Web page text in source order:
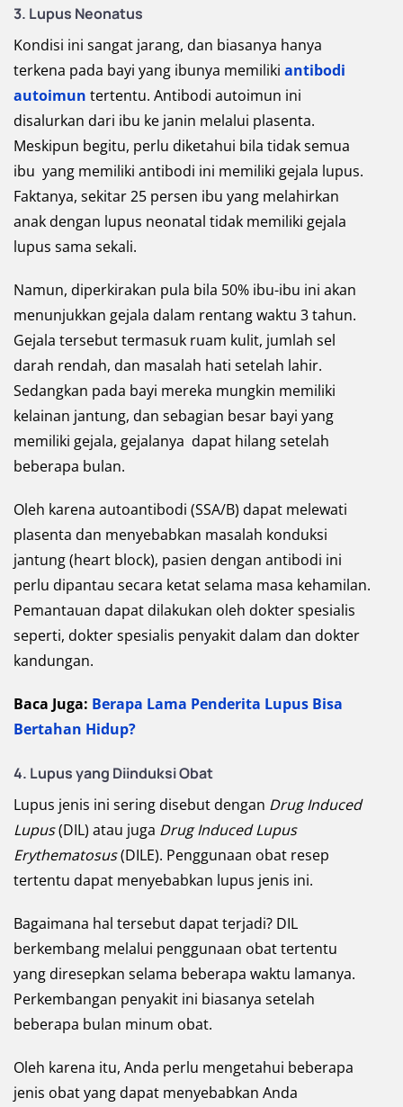
3. Lupus Neonatus
Kondisi ini sangat jarang, dan biasanya hanya
terkena pada bayi yang ibunya memiliki antibodi
autoimun tertentu. Antibodi autoimun ini
disalurkan dari ibu ke janin melalui plasenta.
Meskipun begitu, perlu diketahui bila tidak semua
ibu yang memiliki antibodi ini memiliki gejala lupus.
Faktanya, sekitar 25 persen ibu yang melahirkan
anak dengan lupus neonatal tidak memiliki gejala
lupus sama sekali.
Namun, diperkirakan pula bila 50% ibu-ibu ini akan
menunjukkan gejala dalam rentang waktu 3 tahun.
Gejala tersebut termasuk ruam kulit, jumlah sel
darah rendah, dan masalah hati setelah lahir.
Sedangkan pada bayi mereka mungkin memiliki
kelainan jantung, dan sebagian besar bayi yang
memiliki gejala, gejalanya dapat hilang setelah
beberapa bulan.
Oleh karena autoantibodi (SSA/B) dapat melewati
plasenta dan menyebabkan masalah konduksi
jantung (heart block), pasien dengan antibodi ini
perlu dipantau secara ketat selama masa kehamilan.
Pemantauan dapat dilakukan oleh dokter spesialis
seperti, dokter spesialis penyakit dalam dan dokter
kandungan.
Baca Juga: Berapa Lama Penderita Lupus Bisa
Bertahan Hidup?
4. Lupus yang Diinduksi Obat
Lupus jenis ini sering disebut dengan Drug Induced
Lupus(DIL) atau juga Drug Induced Lupus
Erythematosus(DILE). Penggunaan obat resep
tertentu dapat menyebabkan lupus jenis ini.
Bagaimana hal tersebut dapat terjadi? DIL
berkembang melalui penggunaan obat tertentu
yang diresepkan selama beberapa waktu lamanya.
Perkembangan penyakit ini biasanya setelah
beberapa bulan minum obat.
Oleh karena itu, Anda perlu mengetahui beberapa
jenis obat yang dapat menyebabkan Anda